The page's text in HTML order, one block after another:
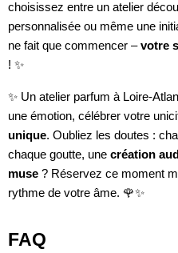
choisissez entre un atelier
personnalisée ou même une
ne fait que commencer –votre
! ✨
✨ Un atelier parfum à Loire-
une émotion, célébrer votre
unique. Oubliez les doutes :
chaque goutte, une création
muse ? Réservez ce moment
rythme de votre âme. 🌹✨
FAQ